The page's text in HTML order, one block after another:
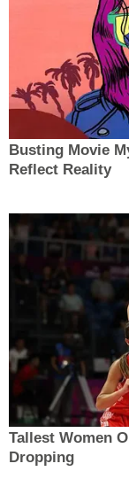
Busting Movie
Reflect Reality
Tallest Women
Dropping